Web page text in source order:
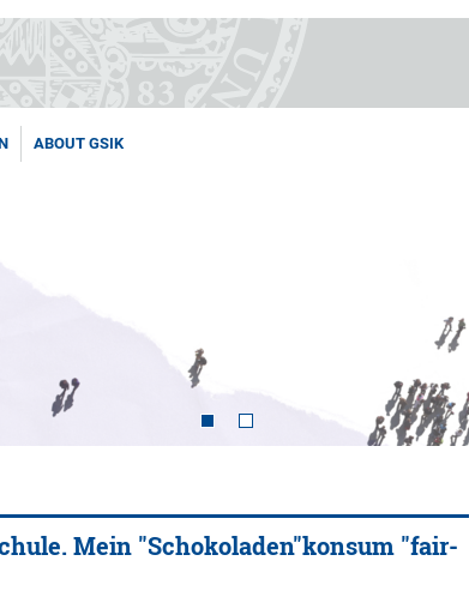
ABOUT GSIK
Mein "Schokoladen"konsum "fair-